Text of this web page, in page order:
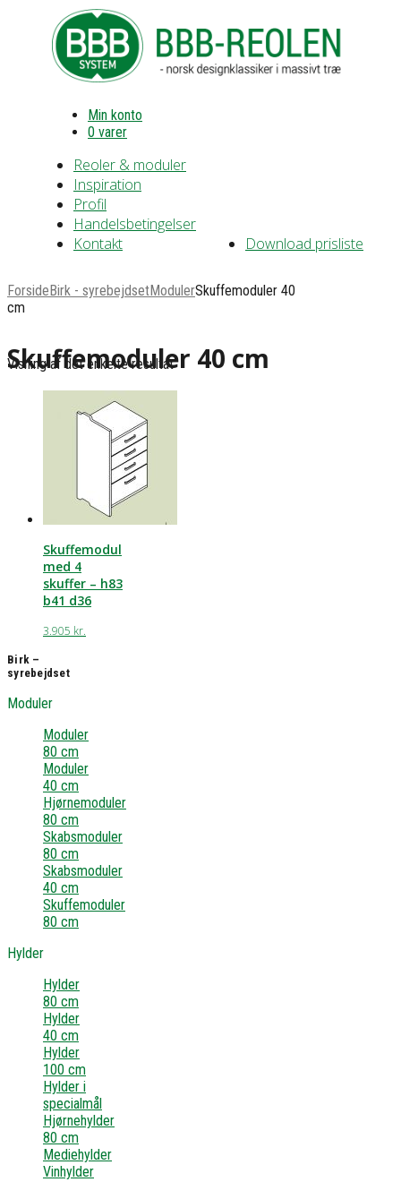
Min konto
0 varer
Reoler & moduler
Inspiration
Profil
Handelsbetingelser
Download prisliste
Kontakt
ForsideBirk - syrebejdsetModulerSkuffemoduler 40
cm
Skuffemoduler 40 cm
Visning af det enkelte resultat
Skuffemodul
med 4
skuffer – h83
b41 d36
3.905 kr.
Birk –
syrebejdset
Moduler
Moduler
80 cm
Moduler
40 cm
Hjørnemoduler
80 cm
Skabsmoduler
80 cm
Skabsmoduler
40 cm
Skuffemoduler
80 cm
Hylder
Hylder
80 cm
Hylder
40 cm
Hylder
100 cm
Hylder i
specialmål
Hjørnehylder
80 cm
Mediehylder
Vinhylder